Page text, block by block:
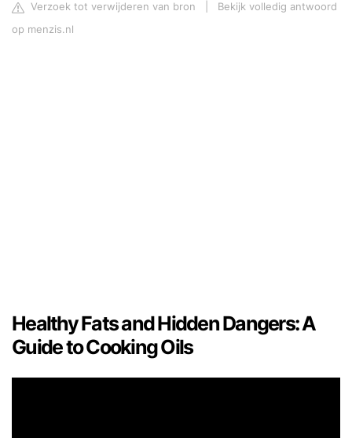
Verzoek tot verwijderen van bron
Bekijk volledig antwoord
op menzis.nl
Healthy Fats and Hidden Dangers: A
Guide to Cooking Oils